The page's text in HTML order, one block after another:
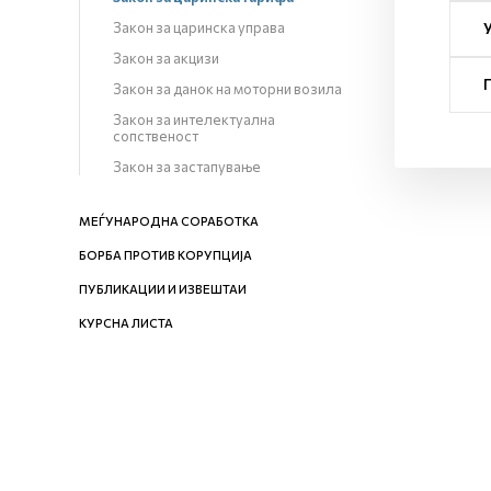
Закон за царинска управа
Закон за акцизи
Закон за данок на моторни возила
Закон за интелектуална
сопственост
Закон за застапување
МЕЃУНАРОДНА СОРАБОТКА
БОРБА ПРОТИВ КОРУПЦИЈА
ПУБЛИКАЦИИ И ИЗВЕШТАИ
КУРСНА ЛИСТА